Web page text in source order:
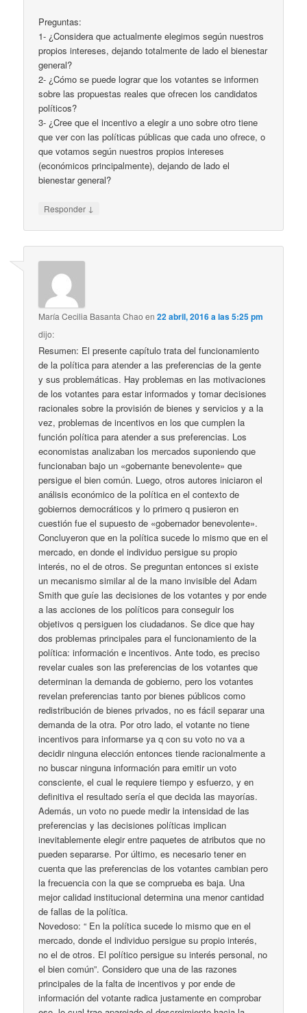
Preguntas:
1- ¿Considera que actualmente elegimos según nuestros
propios intereses, dejando totalmente de lado el bienestar
general?
2- ¿Cómo se puede lograr que los votantes se informen
sobre las propuestas reales que ofrecen los candidatos
políticos?
3- ¿Cree que el incentivo a elegir a uno sobre otro tiene
que ver con las políticas públicas que cada uno ofrece, o
que votamos según nuestros propios intereses
(económicos principalmente), dejando de lado el
bienestar general?
Responder ↓
María Cecilia Basanta Chao en22 abril, 2016 a las 5:25 pm
dijo:
Resumen: El presente capítulo trata del funcionamiento
de la política para atender a las preferencias de la gente
y sus problemáticas. Hay problemas en las motivaciones
de los votantes para estar informados y tomar decisiones
racionales sobre la provisión de bienes y servicios y a la
vez, problemas de incentivos en los que cumplen la
función política para atender a sus preferencias. Los
economistas analizaban los mercados suponiendo que
funcionaban bajo un «gobernante benevolente» que
persigue el bien común. Luego, otros autores iniciaron el
análisis económico de la política en el contexto de
gobiernos democráticos y lo primero q pusieron en
cuestión fue el supuesto de «gobernador benevolente».
Concluyeron que en la política sucede lo mismo que en el
mercado, en donde el individuo persigue su propio
interés, no el de otros. Se preguntan entonces si existe
un mecanismo similar al de la mano invisible del Adam
Smith que guíe las decisiones de los votantes y por ende
a las acciones de los políticos para conseguir los
objetivos q persiguen los ciudadanos. Se dice que hay
dos problemas principales para el funcionamiento de la
política: información e incentivos. Ante todo, es preciso
revelar cuales son las preferencias de los votantes que
determinan la demanda de gobierno, pero los votantes
revelan preferencias tanto por bienes públicos como
redistribución de bienes privados, no es fácil separar una
demanda de la otra. Por otro lado, el votante no tiene
incentivos para informarse ya q con su voto no va a
decidir ninguna elección entonces tiende racionalmente a
no buscar ninguna información para emitir un voto
consciente, el cual le requiere tiempo y esfuerzo, y en
definitiva el resultado sería el que decida las mayorías.
Además, un voto no puede medir la intensidad de las
preferencias y las decisiones políticas implican
inevitablemente elegir entre paquetes de atributos que no
pueden separarse. Por último, es necesario tener en
cuenta que las preferencias de los votantes cambian pero
la frecuencia con la que se comprueba es baja. Una
mejor calidad institucional determina una menor cantidad
de fallas de la política.
Novedoso: “ En la política sucede lo mismo que en el
mercado, donde el individuo persigue su propio interés,
no el de otros. El político persigue su interés personal, no
el bien común”. Considero que una de las razones
principales de la falta de incentivos y por ende de
información del votante radica justamente en comprobar